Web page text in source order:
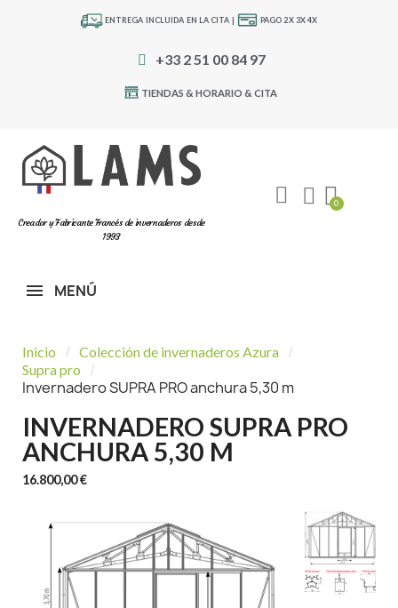
ENTREGA INCLUIDA EN LA CITA | PAGO 2X 3X 4X
+33 2 51 00 84 97
TIENDAS & HORARIO & CITA
Creador y Fabricante Francés de invernaderos desde
1993
MENÚ
Inicio
Colección de invernaderos Azura
Supra pro
Invernadero SUPRA PRO anchura 5,30 m
INVERNADERO SUPRA PRO
ANCHURA 5,30 M
16.800,00 €